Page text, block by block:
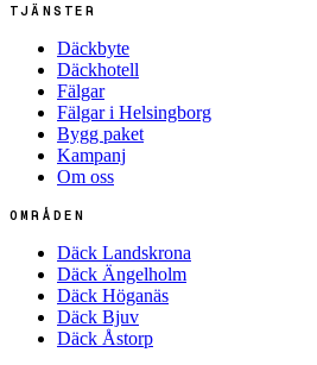
TJÄNSTER
Däckbyte
Däckhotell
Fälgar
Fälgar i Helsingborg
Bygg paket
Kampanj
Om oss
OMRÅDEN
Däck Landskrona
Däck Ängelholm
Däck Höganäs
Däck Bjuv
Däck Åstorp